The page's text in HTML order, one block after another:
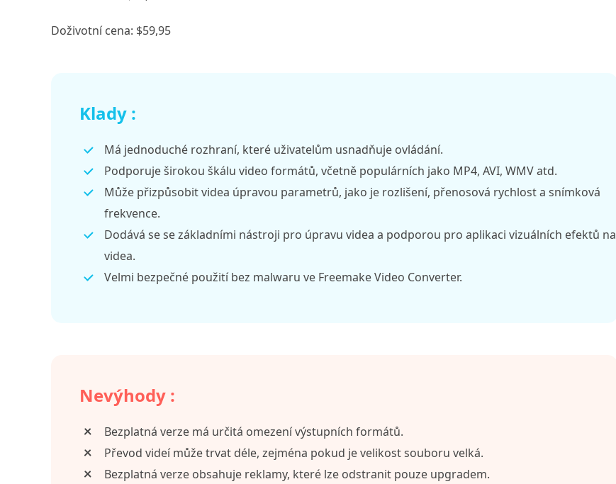
Doživotní cena: $59,95
Klady :
Má jednoduché rozhraní, které uživatelům usnadňuje ovládání.
Podporuje širokou škálu video formátů, včetně populárních jako MP4, AVI, WMV atd.
Může přizpůsobit videa úpravou parametrů, jako je rozlišení, přenosová rychlost a snímková
frekvence.
Dodává se se základními nástroji pro úpravu videa a podporou pro aplikaci vizuálních efektů na
videa.
Velmi bezpečné použití bez malwaru ve Freemake Video Converter.
Nevýhody :
Bezplatná verze má určitá omezení výstupních formátů.
Převod videí může trvat déle, zejména pokud je velikost souboru velká.
Bezplatná verze obsahuje reklamy, které lze odstranit pouze upgradem.